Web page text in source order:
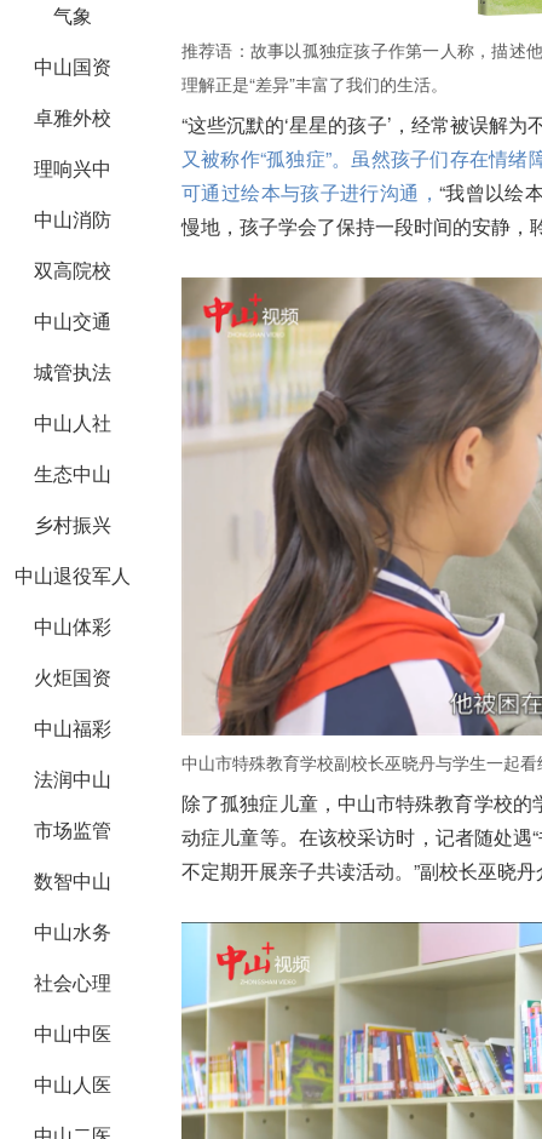
气象
中山国资
卓雅外校
理响兴中
中山消防
双高院校
中山交通
城管执法
中山人社
生态中山
乡村振兴
中山退役军人
中山体彩
火炬国资
中山福彩
法润中山
市场监管
数智中山
中山水务
社会心理
中山中医
中山人医
推荐语： 故事以孤独症孩子作第一人称，描述
理解正是“差异”丰富了我们的生活。
“这些沉默的‘星星的孩子’，经常被误解
又被称作“孤独症”。虽然孩子们存在情
可通过绘本与孩子进行沟通， “我曾以绘
慢地，孩子学会了保持一段时间的安静，
中山市特殊教育学校副校长巫晓丹与学生一起
除了孤独症儿童，中山市特殊教育学校
动症儿童等。在该校采访时，记者随处
不定期开展亲子共读活动。”副校长巫晓